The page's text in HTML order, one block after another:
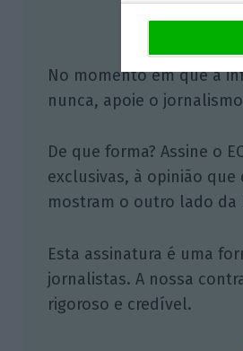
Assine
No momento em que a
nunca, apoie o
De que forma? Assine o
exclusivas, à opinião
mostram o outro lado da
Esta assinatura é uma
jornalistas. A nossa
rigoroso e credível.